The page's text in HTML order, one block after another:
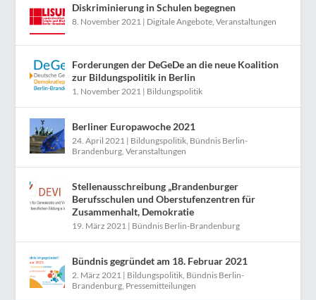
Diskriminierung in Schulen begegnen
8. November 2021 | Digitale Angebote ,Veranstaltungen
Forderungen der DeGeDe an die neue Koalition
zur Bildungspolitik in Berlin
1. November 2021 | Bildungspolitik
Berliner Europawoche 2021
24. April 2021 | Bildungspolitik Bündnis Berlin-
Brandenburg ,Veranstaltungen
Stellenausschreibung „Brandenburger
Berufsschulen und Oberstufenzentren für
Zusammenhalt, Demokratie
19. März 2021 | Bündnis Berlin-Brandenburg
Bündnis gegründet am 18. Februar 2021
2. März 2021 | Bildungspolitik Bündnis Berlin-
Brandenburg Pressemitteilungen